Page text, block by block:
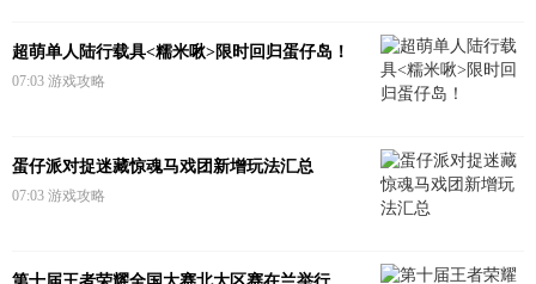
超萌单人陆行载具<糯米啾>限时回归蛋仔岛！
07:03 游戏攻略
蛋仔派对捉迷藏惊魂马戏团新增玩法汇总
07:03 游戏攻略